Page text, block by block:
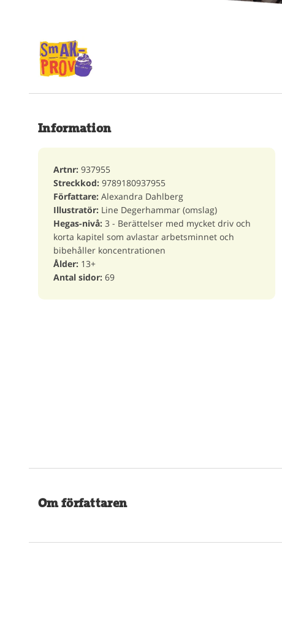
Information
Artnr: 937955
Streckkod: 9789180937955
Författare: Alexandra Dahlberg
Illustratör: Line Degerhammar (omslag)
Hegas-nivå: 3 - Berättelser med mycket driv och
korta kapitel som avlastar arbetsminnet och
bibehåller koncentrationen
Ålder: 13+
Antal sidor: 69
Om författaren